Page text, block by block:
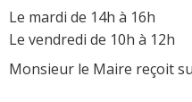
Le mardi de 14h à 16h
Le vendredi de 10h à 12h
Monsieur le Maire reçoit